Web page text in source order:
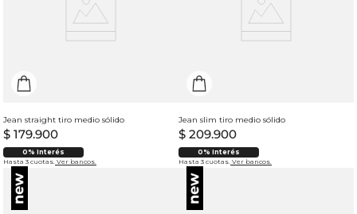
Jean straight tiro medio sólido
$ 179.900
0% Interés
Hasta 3 cuotas. Ver bancos.
Jean slim tiro medio sólido
$ 209.900
0% Interés
Hasta 3 cuotas. Ver bancos.